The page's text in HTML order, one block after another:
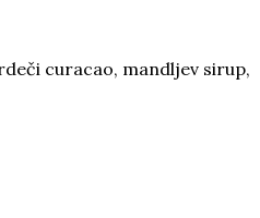
curacao, mandljev sirup,